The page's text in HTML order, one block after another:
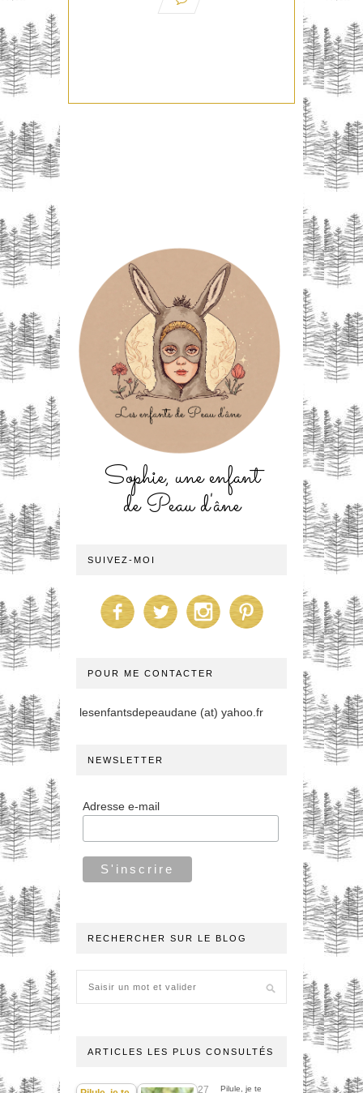
Sophie, une enfant
de Peau d'âne
SUIVEZ-MOI
POUR ME CONTACTER
lesenfantsdepeaudane (at) yahoo.fr
NEWSLETTER
Adresse e-mail
RECHERCHER SUR LE BLOG
ARTICLES LES PLUS CONSULTÉS
27
Pilule, je te